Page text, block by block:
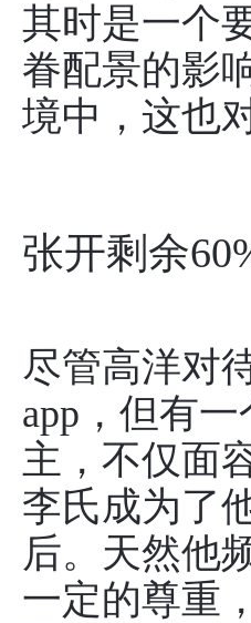
其时是一个
眷配景的影
境中，这也
张开剩余
尽管高洋对
app，但有
主，不仅面
李氏成为了
后。天然他
一定的尊重